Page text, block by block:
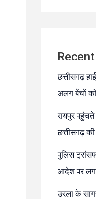
छत्तीसगढ़
अलग बेंचों को
रायपुर
छत्तीसगढ़ की
पुलिस
आदेश पर
उरला के